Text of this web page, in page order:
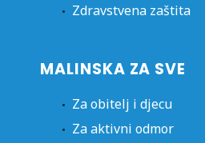
Zdravstvena zaštita
MALINSKA ZA SVE
Za obitelj i djecu
Za aktivni odmor